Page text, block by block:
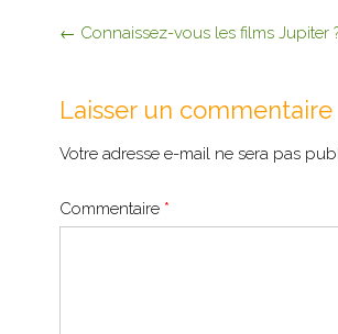
← Connaissez-vous les films Jupiter
Laisser un commentaire
Votre adresse e-mail ne sera pas
Commentaire *